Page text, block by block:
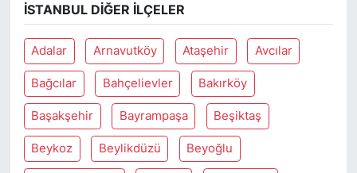
İSTANBUL DIĞER İLÇELER
Adalar Arnavutköy Ataşehir Avcılar
Bağcılar Bahçelievler Bakırköy
Başakşehir Bayrampaşa Beşiktaş
Beykoz Beylikdüzü Beyoğlu